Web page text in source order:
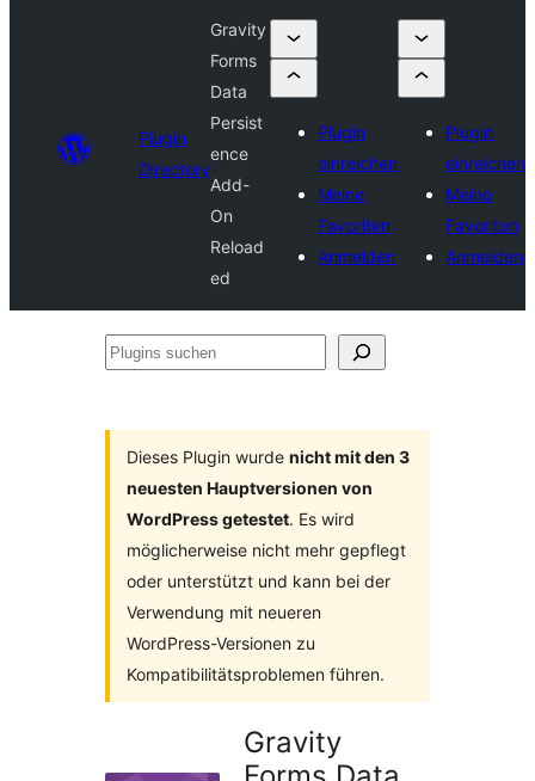
Plugin
Directory
Gravity
Forms
Data
Persist
ence
Add-
On
Reload
ed
Plugin
einreichen
Meine
Favoriten
Anmelden
Plugin
einreichen
Meine
Favoriten
Anmelden
Plugins
Dieses Plugin wurde nicht mit den 3
neuesten Hauptversionen von
WordPress getestet. Es wird
möglicherweise nicht mehr gepflegt
oder unterstützt und kann bei der
Verwendung mit neueren
WordPress-Versionen zu
Kompatibilitätsproblemen führen.
Gravity